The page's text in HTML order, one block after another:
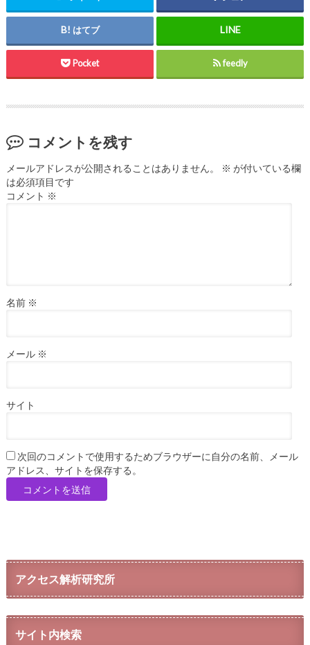
はてブ
Pocket feedly
コメントを残す
メールアドレスが公開されることはありません。 ※ が付いている欄
は必須項目です
コメント ※
名前 ※
メール ※
サイト
次回のコメントで使用するためブラウザーに自分の名前、メール
アドレス、サイトを保存する。
アクセス解析研究所
サイト内検索